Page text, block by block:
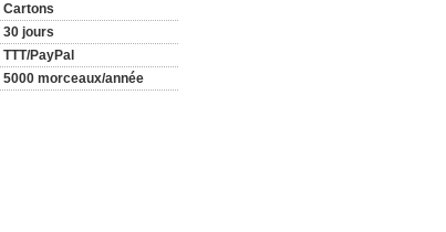
Cartons
30 jours
TTT/PayPal
5000 morceaux/année